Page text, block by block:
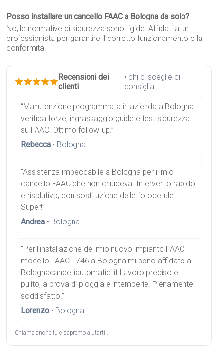
Posso installare un cancello FAAC a Bologna da solo?
No, le normative di sicurezza sono rigide. Affidati a un
professionista per garantire il corretto funzionamento e la
conformità.
Recensioni dei
clienti
• chi ci sceglie ci
consiglia
“Manutenzione programmata in azienda a Bologna:
verifica forze, ingrassaggio guide e test sicurezza
su FAAC. Ottimo follow-up.”
Rebecca • Bologna
“Assistenza impeccabile a Bologna per il mio
cancello FAAC che non chiudeva. Intervento rapido
e risolutivo, con sostituzione delle fotocellule.
Super!”
Andrea • Bologna
“Per l'installazione del mio nuovo impianto FAAC
modello FAAC - 746 a Bologna mi sono affidato a
Bolognacancelliautomatici.it Lavoro preciso e
pulito, a prova di pioggia e intemperie. Pienamente
soddisfatto.”
Lorenzo • Bologna
Chiama anche tu e sapremo aiutarti!.